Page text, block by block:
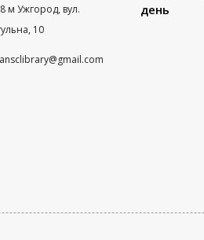
м Ужгород, вул.
10
день